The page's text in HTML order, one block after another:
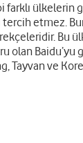
farklı ülkelerin
tercih etmez.
Bu
olan Baidu’yu
Tayvan ve